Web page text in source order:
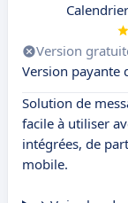
Version
Version payante
Solution de
facile à utiliser
intégrées, de
mobile.